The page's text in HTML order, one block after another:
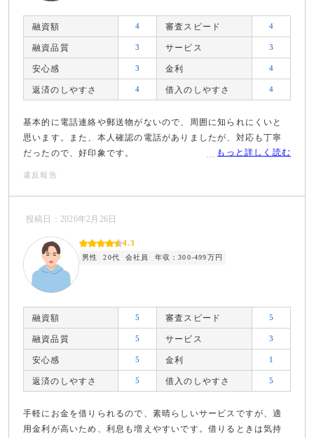
融資額 4 審査スピード 4
融資品質 3 サービス 3
安心感 3 金利 4
返済のしやすさ 4 借入のしやすさ 4
基本的に電話連絡や郵送物がないので、周囲に知られにくいと
思います。また、本人確認の電話がありましたが、対応も丁寧
だったので、好印象です。
もっと詳しく読む
違反報告
投稿日：2026年2月26日
4.3
男性 20代 会社員 年収：300-499万円
融資額 5 審査スピード 5
融資品質 5 サービス 3
安心感 5 金利 1
返済のしやすさ 5 借入のしやすさ 5
手軽にお金を借りられるので、素晴らしいサービスですが、適
用金利が高いため、利息も増えやすいです。借りるときは気持